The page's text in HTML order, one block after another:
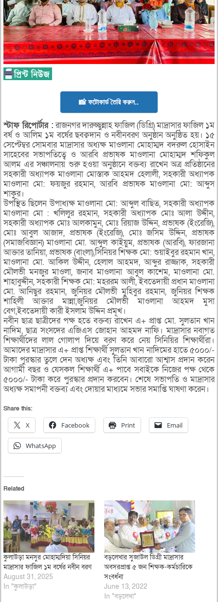
📸 ফটোকার্ড তৈরি করুন..
স্টাফ রিপোর্টার :রাজনগর দারুচ্ছুন্নাহ ফাজিল (ডিগ্রি) মাদ্রাসার ফাজিল ১ম
বর্ষ ও আলিম ১ম বর্ষের ছবক্বদান ও নবীনবরণ অনুষ্ঠান অনুষ্ঠিত হয়। ১৫
সেপ্টেম্বর সোমবার মাদ্রাসার অধ্যক্ষ মাওলানা মোহাম্মদ বদরুল হোসাইন
সাহেবের সভাপতিত্বে ও আরবি প্রভাষক মাওলানা মোহাম্মদ শফিকুল
আলম এর সঞ্চালনায় শুরু হওয়া অনুষ্ঠানে বক্তব্য রাখেন অত্র প্রতিষ্ঠানের
সহকারী অধ্যাপক মাওলানা মোস্তাক আহমদ হেলালী, সহকারী অধ্যাপক
মাওলানা মো: ফয়জুর রহমান, আরবি প্রভাষক মাওলানা মো: আব্দুস
শাকুর।
উপস্থিত ছিলেন উপাধ্যক্ষ মাওলানা মো: আব্দুল বাছিত, সহকারী অধ্যাপক
মাওলানা মো : খলিলুর রহমান, সহকারী অধ্যাপক মোঃ আলা উদ্দীন,
সহকারী অধ্যাপক মোঃ আলকামুন, মোঃ রিয়াজ উদ্দিন, প্রভাষক (ইংরেজি),
মোঃ আবুল আজাদ, প্রভাষক (ইংরেজি), মোঃ জসিম উদ্দিন, প্রভাষক
(সমাজবিজ্ঞান) মাওলানা মো. আব্দুল কাইয়ুম, প্রভাষক (আরবি), ফারজানা
আক্তার তানিয়া, প্রভাষক (বাংলা),সিনিয়র শিক্ষক মো: শুয়াইবুর রহমান খান,
মাওলানা মো. আকিল উদ্দীন, হেলাল আহমদ, আব্দুর রাজ্জাক, সহকারী
মৌলভী মনজুর মাওলা, জনাব মাওলানা আবুল কাশেম, মাওলানা মো.
শাহাবুদ্দীন, সহকারী শিক্ষক মো: মহররম আলী, ইবতেদায়ী প্রধান মাওলানা
মো. আনিছুর রহমান, জুনিয়র মৌলভী মুহিবুর রহমান, জুনিয়র শিক্ষক
শাহিলী আক্তার মান্না,জুনিয়র মৌলভী মাওলানা আহমদ মুসা
বেগ,ইবতেদায়ী কারী ইসলাম উদ্দিন প্রমূখ।
নবীন ছাত্র ছাত্রীদের পক্ষ হতে বক্তব্য রাখেন এ+ প্রাপ্ত মো. সুলতান খান
নাদিম, ছাত্র সংসদের এজিএস জোহান আহমদ নাফি। মাদ্রাসার নবাগত
শিক্ষার্থীদের লাল গোলাপ দিয়ে বরণ করে নেয় সিনিয়ির শিক্ষার্থীরা।
আমাদের মাদ্রাসার এ+ প্রাপ্ত শিক্ষার্থী সুলতান খান নাদিমের হাতে ৫০০০/-
টাকা পুরস্কার তুলে দেন অধ্যক্ষ এবং তিনি আবারো আশ্বাস প্রদান করেন
আগামী বছর ও যেসকল শিক্ষার্থী এ+ পাবে সবাইকে নিজের পক্ষ থেকে
৫০০০/- টাকা করে পুরস্কার প্রদান করবেন। শেষে সভাপতি ও মাদ্রাসার
অধ্যক্ষ সমাপনী বক্তব্য এবং দোয়ার মাধ্যমে সভার সমাপ্তি ঘাষণা করেন।
Share this:
X Facebook Print Email
WhatsApp
Related
কুলাউড়া মনসুর মোহাম্মদিয়া সিনিয়র
মাদ্রাসার ফাজিল ১ম বর্ষের নবীন বরণ
August 31, 2025
In "কুলাউড়া"
বড়লেখার সুজাউল ডিগ্রী মাদ্রাসার
অবসরপ্রাপ্ত ৫ জন শিক্ষক-কর্মচারিকে
সংবর্ধনা
June 13, 2022
In "বড়লেখা"